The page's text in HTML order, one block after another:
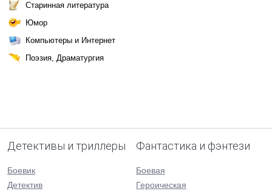
Старинная литература
Юмор
Компьютеры и Интернет
Поэзия, Драматургия
Детективы и триллеры
Боевик
Детектив
Фантастика и фэнтези
Боевая
Героическая